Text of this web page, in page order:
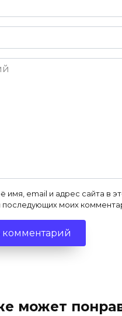
имя, email и адрес сайта в
последующих моих
может